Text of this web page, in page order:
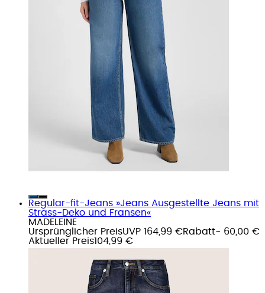
Regular-fit-Jeans »Jeans Ausgestellte Jeans mit
Strass-Deko und Fransen«
MADELEINE
Ursprünglicher PreisUVP 164,99 €Rabatt- 60,00 €
Aktueller Preis104,99 €